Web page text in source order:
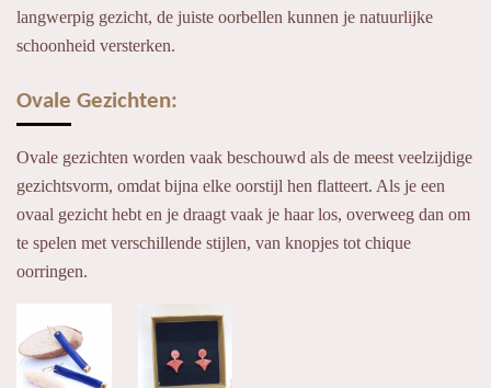
langwerpig gezicht, de juiste oorbellen kunnen je natuurlijke
schoonheid versterken.
Ovale Gezichten:
Ovale gezichten worden vaak beschouwd als de meest veelzijdige
gezichtsvorm, omdat bijna elke oorstijl hen flatteert. Als je een
ovaal gezicht hebt en je draagt vaak je haar los, overweeg dan om
te spelen met verschillende stijlen, van knopjes tot chique
oorringen.